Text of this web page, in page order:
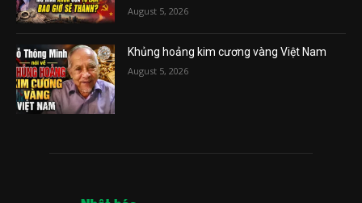
August 5, 2026
Khủng hoảng kim cương vàng Việt Nam
August 5, 2026